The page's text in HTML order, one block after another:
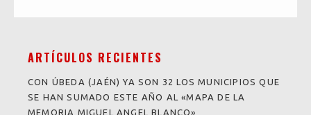
ARTÍCULOS RECIENTES
CON ÚBEDA (JAÉN) YA SON 32 LOS MUNICIPIOS QUE
SE HAN SUMADO ESTE AÑO AL «MAPA DE LA
MEMORIA MIGUEL ANGEL BLANCO»